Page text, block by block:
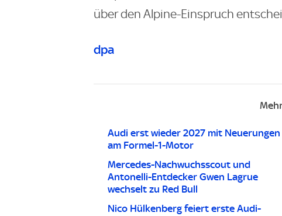
über den Alpine-Einspruch
dpa
Audi erst wieder 2027 mit Neuerungen
am Formel-1-Motor
Mercedes-Nachwuchsscout und
Antonelli-Entdecker Gwen Lagrue
wechselt zu Red Bull
Nico Hülkenberg feiert erste Audi-